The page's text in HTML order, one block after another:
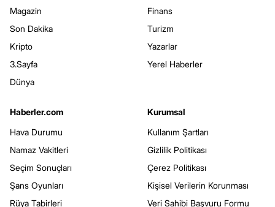
Magazin
Son Dakika
Kripto
3.Sayfa
Dünya
Finans
Turizm
Yazarlar
Yerel Haberler
Haberler.com
Hava Durumu
Namaz Vakitleri
Seçim Sonuçları
Şans Oyunları
Rüya Tabirleri
Kurumsal
Kullanım Şartları
Gizlilik Politikası
Çerez Politikası
Kişisel Verilerin Korunması
Veri Sahibi Başvuru Formu